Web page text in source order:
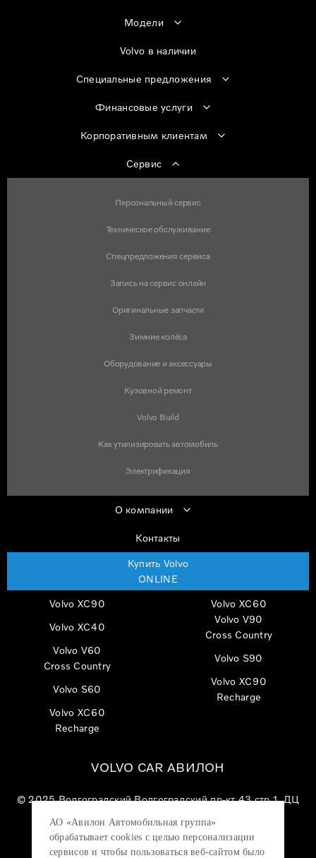
АО «Авилон Автомобильная группа»
обрабатывает cookies с целью персонализации
сервисов и чтобы пользоваться веб-сайтом было
Модели
Volvo в наличии
Специальные предложения
Финансовые услуги
Корпоративным клиентам
Сервис
Персональный сервис
Техническое обслуживание
Спецпредложения сервиса
Запись на сервис онлайн
Оригинальные запчасти
Зимние колёса
Оборудование и аксессуары
Кузовной ремонт
Volvo Build
Как утилизировать автомобиль
Электрификация
О компании
Контакты
Купить Volvo
ONLINE
Volvo XC90
Volvo XC60
Volvo XC40
Volvo V90
Cross Country
Volvo V60
Cross Country
Volvo S90
Volvo S60
Volvo XC90
Recharge
Volvo XC60
Recharge
VOLVO CAR АВИЛОН
© 2025Волгоградский Волгоградский пр-кт 43 стр 1, ДЦ
АО «Авилон АГ», ОГРН 1027700000151, ИНН
7705133757.